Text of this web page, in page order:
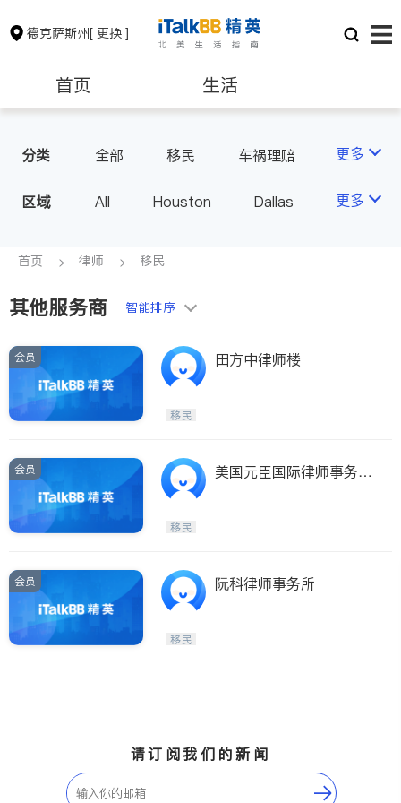
德克萨斯州[ 更换 ]
首页 生活
保险理财 房地产租售
银行贷款
建筑装修
非盈利组织
分类 全部 移民
车祸理赔
律师-其它
人身伤害
更多
区域 All Houston
Dallas
TX - Other Cities
更多
首页 律师 移民
其他服务商 智能排序
会员 田方中律师楼
移民
会员
美国元臣国际律师事务所
移民
会员 阮科律师事务所
移民
请订阅我们的新闻